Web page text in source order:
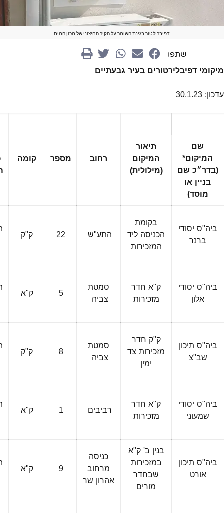
דפיברילטור בגינת השומר על הקיר החיצוני של מכון המים
שתפו
מיקומי דפיבלירטורים בעיר גבעתיים
עדכון: 30.1.23
תיאור
המיקום
(מילולית)
רחוב מספר קומה
שם
המיקום*
(בדר״כ שם
בניין או
מוסד)
ביה"ס יסודי
ברנר
בקומת
הכניסה ליד
המזכירות
התע"ש 22 ק"ק
ביה"ס יסודי
אלון
ק"א חדר
מזכירות
סמטת
צביה 5 ק"א
ביה"ס תיכון
שב"צ
ק"ק חדר
מזכירות צד
ימין
סמטת
צביה 8 ק"ק
ביה"ס יסודי
שמעוני
ק"א חדר
מזכירות רביבים 1 ק"א
ביה"ס תיכון
אורט
בנין ב' ק"א
במזכירות
שבחדר
מורים
כניסה
מרחוב
אהרון שר
9 ק"א